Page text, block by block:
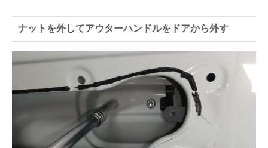
ナットを外してアウターハンドルをドアから外す